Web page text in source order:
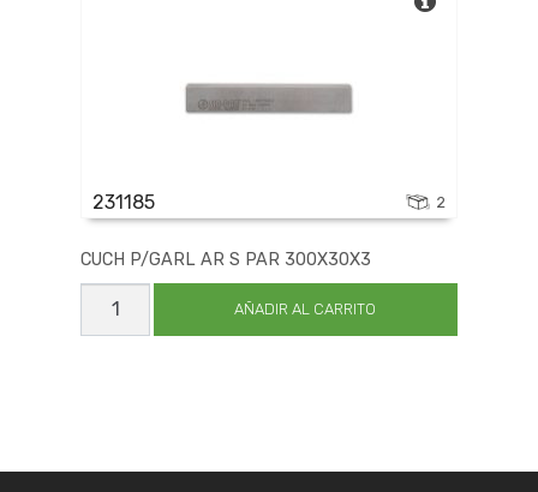
231185 2
CUCH P/GARL AR S PAR 300X30X3
CUCH
P/GARL
AÑADIR AL CARRITO